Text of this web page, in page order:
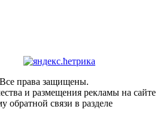
права защищены.
и размещения рекламы на сайте
обратной связи в разделе